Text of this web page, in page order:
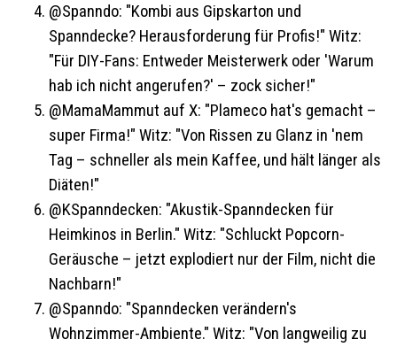
@Spanndo: "Kombi aus Gipskarton und
Spanndecke? Herausforderung für Profis!" Witz:
"Für DIY-Fans: Entweder Meisterwerk oder 'Warum
hab ich nicht angerufen?' – zock sicher!"
@MamaMammut auf X: "Plameco hat's gemacht –
super Firma!" Witz: "Von Rissen zu Glanz in 'nem
Tag – schneller als mein Kaffee, und hält länger als
Diäten!"
@KSpanndecken: "Akustik-Spanndecken für
Heimkinos in Berlin." Witz: "Schluckt Popcorn-
Geräusche – jetzt explodiert nur der Film, nicht die
Nachbarn!"
@Spanndo: "Spanndecken verändern's
Wohnzimmer-Ambiente." Witz: "Von langweilig zu